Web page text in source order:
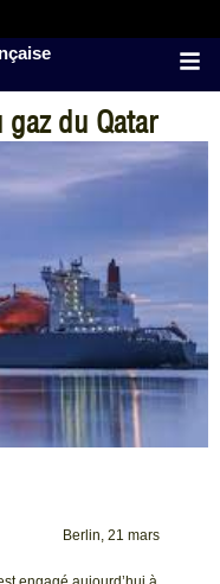
du Qatar
Berlin, 21 mars